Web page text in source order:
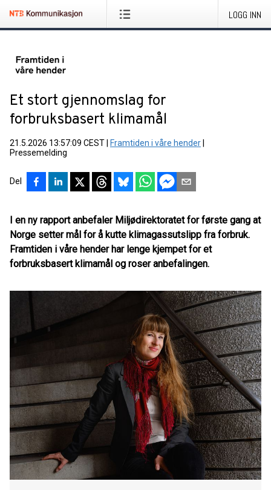
LOGG INN
Et stort gjennomslag for
forbruksbasert klimamål
21.5.2026 13:57:09 CEST Framtiden i våre hender
Pressemelding
Del
I en ny rapport anbefaler Miljødirektoratet for første gang at
Norge setter mål for å kutte klimagassutslipp fra forbruk.
Framtiden i våre hender har lenge kjempet for et
forbruksbasert klimamål og roser anbefalingen.